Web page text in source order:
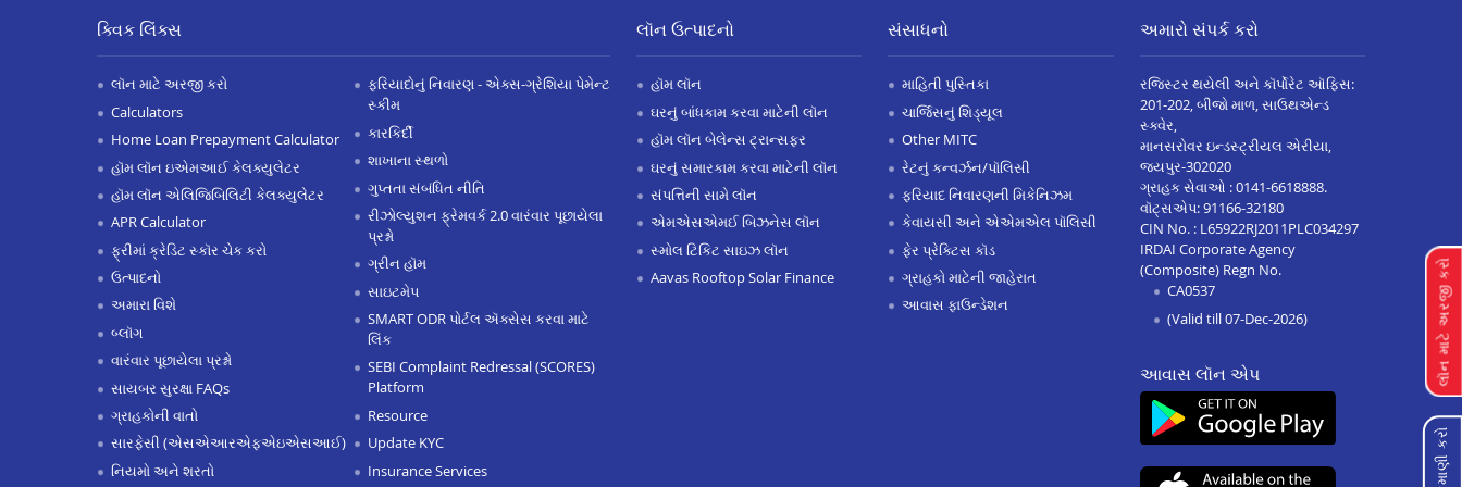
લૉન માટે અરજી કરો
ક્વિક લિંક્સ
લૉન માટે અરજી કરો
Calculators
Home Loan Prepayment Calculator
હૉમ લૉન ઇએમઆઈ કેલક્યુલેટર
હૉમ લૉન એલિજિબિલિટી કેલક્યુલેટર
APR Calculator
ફ્રીમાં ક્રેડિટ સ્કૉર ચેક કરો
ઉત્પાદનો
અમારા વિશે
બ્લૉગ
વારંવાર પૂછાયેલા પ્રશ્નો
સાયબર સુરક્ષા FAQs
ગ્રાહકોની વાતો
સારફેસી (એસએઆરએફએઇએસઆઈ)
નિયમો અને શરતો
ફરિયાદોનું નિવારણ - એક્સ-ગ્રેશિયા પેમેન્ટ
સ્કીમ
કારકિર્દી
શાખાના સ્થળો
ગુપ્તતા સંબંધિત નીતિ
રીઝોલ્યુશન ફ્રેમવર્ક 2.0 વારંવાર પૂછાયેલા
પ્રશ્નો
ગ્રીન હૉમ
સાઇટમેપ
SMART ODR પોર્ટલ ઍક્સેસ કરવા માટે
લિંક
SEBI Complaint Redressal (SCORES)
Platform
Resource
Update KYC
Insurance Services
લૉન ઉત્પાદનો
હૉમ લૉન
ઘરનું બાંધકામ કરવા માટેની લૉન
હૉમ લૉન બેલેન્સ ટ્રાન્સફર
ઘરનું સમારકામ કરવા માટેની લૉન
સંપત્તિની સામે લૉન
એમએસએમઈ બિઝનેસ લૉન
સ્મોલ ટિકિટ સાઇઝ લૉન
Aavas Rooftop Solar Finance
સંસાધનો
માહિતી પુસ્તિકા
ચાર્જિસનું શિડ્યૂલ
Other MITC
રેટનું કન્વર્ઝન/પૉલિસી
ફરિયાદ નિવારણની મિકેનિઝમ
કેવાયસી અને એએમએલ પૉલિસી
ફેર પ્રેક્ટિસ કૉડ
ગ્રાહકો માટેની જાહેરાત
આવાસ ફાઉન્ડેશન
અમારો સંપર્ક કરો
રજિસ્ટર થયેલી અને કૉર્પોરેટ ઑફિસ:
201-202, બીજો માળ, સાઉથએન્ડ
સ્ક્વેર,
માનસરોવર ઇન્ડસ્ટ્રીયલ એરીયા,
જયપુર-302020
ગ્રાહક સેવાઓ :0141-6618888.
વૉટ્સએપ:91166-32180
CIN No. : L65922RJ2011PLC034297
IRDAI Corporate Agency
(Composite) Regn No.
CA0537
(Valid till 07-Dec-2026)
આવાસ લૉન એપ